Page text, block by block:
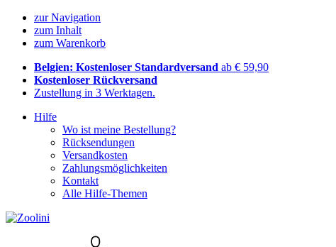
zur Navigation
zum Inhalt
zum Warenkorb
Belgien: Kostenloser Standardversand ab € 59,90
Kostenloser Rückversand
Zustellung in 3 Werktagen.
Hilfe
Wo ist meine Bestellung?
Rücksendungen
Versandkosten
Zahlungsmöglichkeiten
Kontakt
Alle Hilfe-Themen